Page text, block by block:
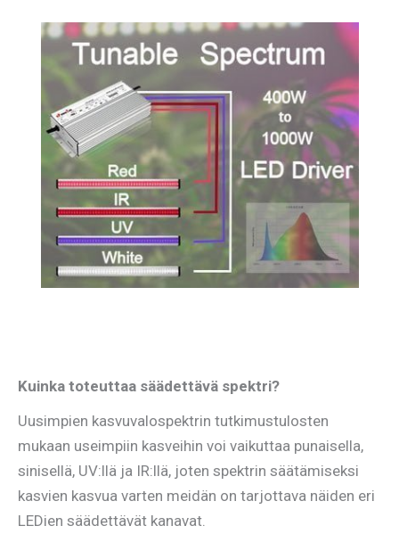
Kuinka toteuttaa säädettävä spektri?
Uusimpien kasvuvalospektrin tutkimustulosten
mukaan useimpiin kasveihin voi vaikuttaa punaisella,
sinisellä, UV:llä ja IR:llä, joten spektrin säätämiseksi
kasvien kasvua varten meidän on tarjottava näiden eri
LEDien säädettävät kanavat.